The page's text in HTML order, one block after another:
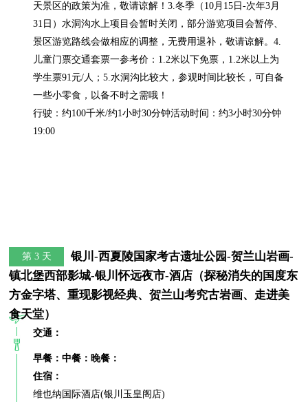
天景区的政策为准，敬请谅解！3.冬季（10月15日-次年3月
31日）水洞沟水上项目会暂时关闭，部分游览项目会暂停、
景区游览路线会做相应的调整，无费用退补，敬请谅解。4.
儿童门票交通套票一参考价：1.2米以下免票，1.2米以上为
学生票91元/人；5.水洞沟比较大，参观时间比较长，可自备
一些小零食，以备不时之需哦！
行驶：约100千米/约1小时30分钟活动时间：约3小时30分钟
19:00
第 3 天
银川-西夏陵国家考古遗址公园-贺兰山岩画-
镇北堡西部影城-银川怀远夜市-酒店（探秘消失的国度东
方金字塔、重现影视经典、贺兰山考究古岩画、走进美
食天堂）
交通：
早餐：中餐：晚餐：
住宿：
维也纳国际酒店(银川玉皇阁店)